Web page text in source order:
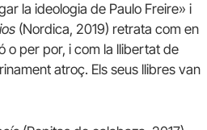
la ideologia de Paulo Freire» i
(Nordica, 2019) retrata com en
o per por, i com la llibertat de
atroç. Els seus llibres van